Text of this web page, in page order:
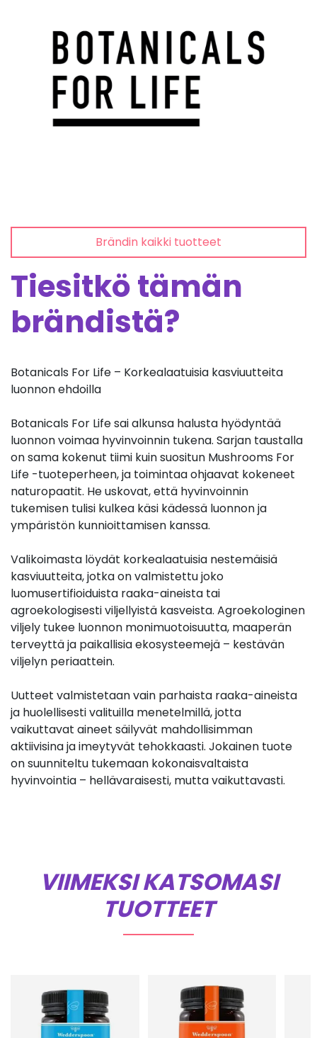
Brändin kaikki tuotteet
Tiesitkö tämän
brändistä?
Botanicals For Life – Korkealaatuisia kasviuutteita
luonnon ehdoilla
Botanicals For Life sai alkunsa halusta hyödyntää
luonnon voimaa hyvinvoinnin tukena. Sarjan taustalla
on sama kokenut tiimi kuin suositun Mushrooms For
Life -tuoteperheen, ja toimintaa ohjaavat kokeneet
naturopaatit. He uskovat, että hyvinvoinnin
tukemisen tulisi kulkea käsi kädessä luonnon ja
ympäristön kunnioittamisen kanssa.
Valikoimasta löydät korkealaatuisia nestemäisiä
kasviuutteita, jotka on valmistettu joko
luomusertifioiduista raaka-aineista tai
agroekologisesti viljellyistä kasveista. Agroekologinen
viljely tukee luonnon monimuotoisuutta, maaperän
terveyttä ja paikallisia ekosysteemejä – kestävän
viljelyn periaattein.
Uutteet valmistetaan vain parhaista raaka-aineista
ja huolellisesti valituilla menetelmillä, jotta
vaikuttavat aineet säilyvät mahdollisimman
aktiivisina ja imeytyvät tehokkaasti. Jokainen tuote
on suunniteltu tukemaan kokonaisvaltaista
hyvinvointia – hellävaraisesti, mutta vaikuttavasti.
VIIMEKSI KATSOMASI
TUOTTEET